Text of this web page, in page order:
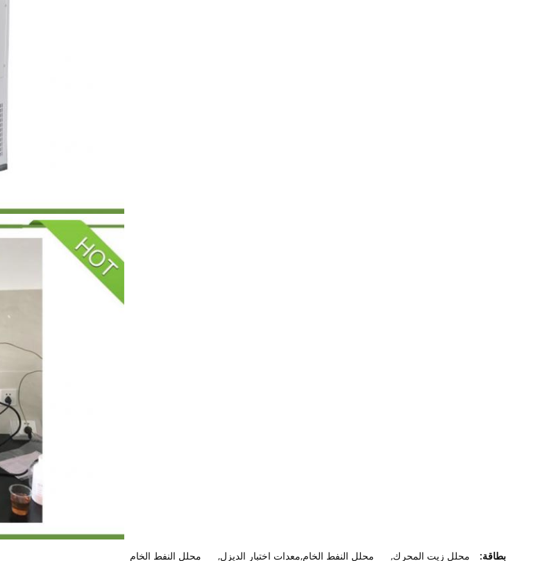
بطاقة: محلل زيت المحرك, محلل النفط الخام,معدات اختبار الديزل, محلل النفط الخام